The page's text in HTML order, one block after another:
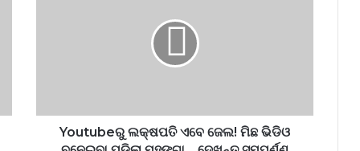
Youtubeରୁ ଲକ୍ଷପତି ଏବେ ଜେଲ! ମିଛ ଭିଡିଓ